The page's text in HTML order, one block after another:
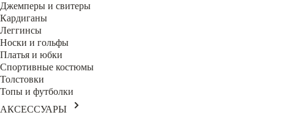
Джемперы и свитеры
Кардиганы
Леггинсы
Носки и гольфы
Платья и юбки
Спортивные костюмы
Толстовки
Топы и футболки
АКСЕССУАРЫ